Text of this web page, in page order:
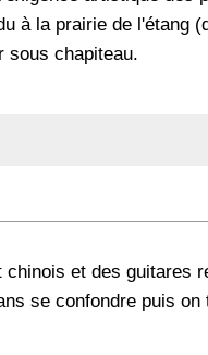
à la prairie de l'étang
sous chapiteau.
et des guitares
se confondre puis on